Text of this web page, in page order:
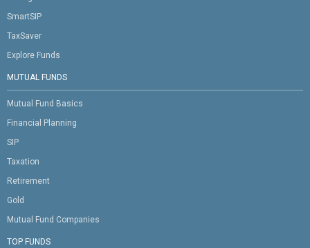
SmartSIP
TaxSaver
Explore Funds
MUTUAL FUNDS
Mutual Fund Basics
Financial Planning
SIP
Taxation
Retirement
Gold
Mutual Fund Companies
TOP FUNDS